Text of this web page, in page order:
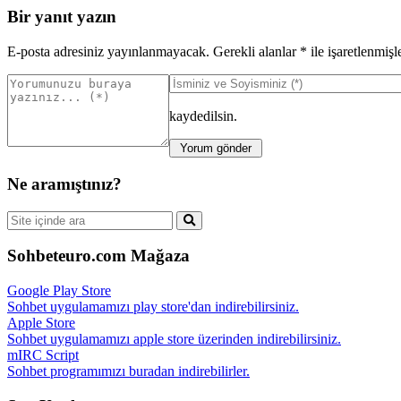
Bir yanıt yazın
E-posta adresiniz yayınlanmayacak. Gerekli alanlar * ile
kaydedilsin.
Ne aramıştınız?
Sohbeteuro.com Mağaza
Google Play Store
Sohbet uygulamamızı play store'dan indirebilirsiniz.
Apple Store
Sohbet uygulamamızı apple store üzerinden indirebilirsiniz.
mIRC Script
Sohbet programımızı buradan indirebilirler.